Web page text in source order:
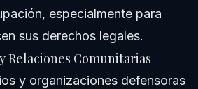
especialmente para
sus derechos legales.
Relaciones Comunitarias
y organizaciones defensoras